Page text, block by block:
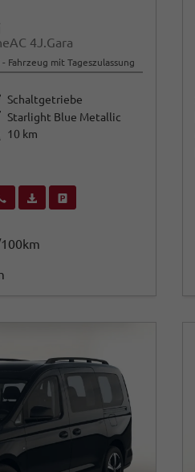
4J.Gara
Fahrzeug mit Tageszulassung
Schaltgetriebe
Starlight Blue Metallic
10 km
Wir rufen Sie anFahrzeugexposé (PDF)